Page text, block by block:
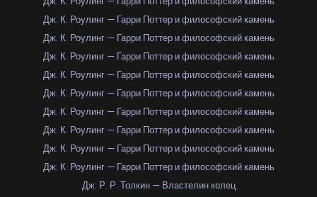
Дж. К. Роулинг — Гарри Поттер и философский камень
Дж. К. Роулинг — Гарри Поттер и философский камень
Дж. К. Роулинг — Гарри Поттер и философский камень
Дж. К. Роулинг — Гарри Поттер и философский камень
Дж. К. Роулинг — Гарри Поттер и философский камень
Дж. К. Роулинг — Гарри Поттер и философский камень
Дж. К. Роулинг — Гарри Поттер и философский камень
Дж. К. Роулинг — Гарри Поттер и философский камень
Дж. К. Роулинг — Гарри Поттер и философский камень
Дж. Р. Р. Толкин — Властелин колец